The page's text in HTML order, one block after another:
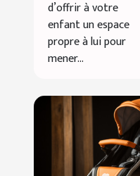
d’offrir à votre
enfant un espace
propre à lui pour
mener...